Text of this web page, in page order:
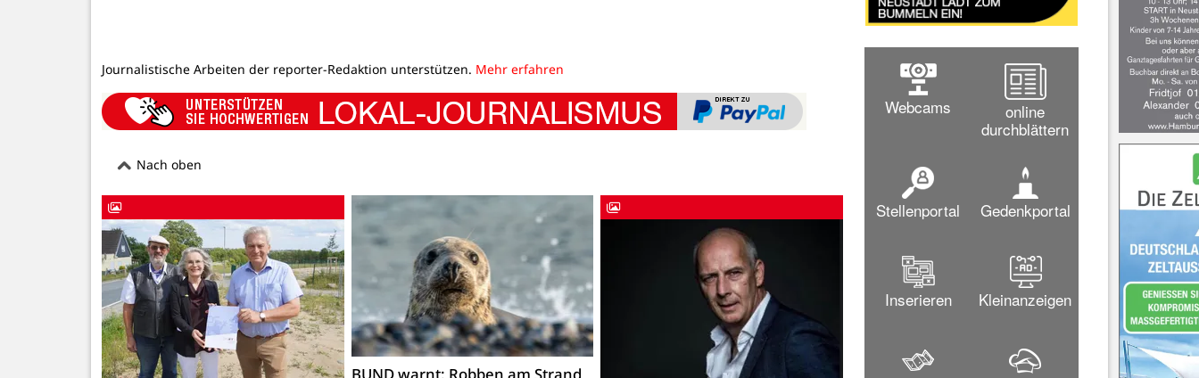
Journalistische Arbeiten der reporter-Redaktion unterstützen. Mehr erfahren
Nach oben
Webcams
online
durchblättern
Stellenportal Gedenkportal
Inserieren Kleinanzeigen